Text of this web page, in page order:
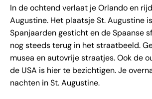
In de ochtend verlaat je Orlando en
Augustine. Het plaatsje St. Augustine
Spanjaarden gesticht en de Spaanse
nog steeds terug in het straatbeeld.
musea en autovrije straatjes. Ook de
de USA is hier te bezichtigen. Je
nachten in St. Augustine.